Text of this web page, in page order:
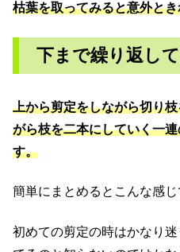
枯葉を取ってみると意外と
下まで繰り返し
上から剪定をしながら切り
がら枝を二本にしていく一
す。
簡単にまとめるとこんな感じ
初めての剪定の時はかなり